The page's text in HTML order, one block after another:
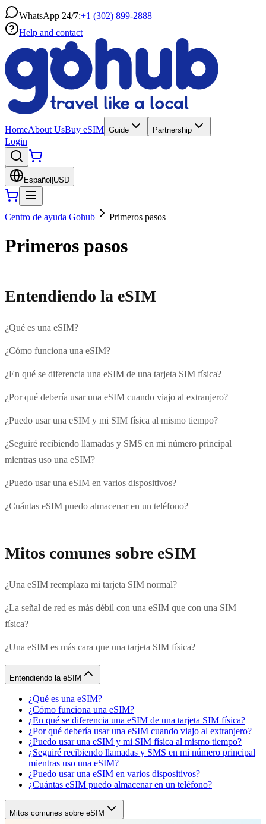
WhatsApp 24/7:+1 (302) 899-2888
Help and contact
HomeAbout UsBuy eSIM Guide Partnership
Login
Español USD
Centro de ayuda Gohub Primeros pasos
Primeros pasos
Entendiendo la eSIM
¿Qué es una eSIM?
¿Cómo funciona una eSIM?
¿En qué se diferencia una eSIM de una tarjeta SIM física?
¿Por qué debería usar una eSIM cuando viajo al extranjero?
¿Puedo usar una eSIM y mi SIM física al mismo tiempo?
¿Seguiré recibiendo llamadas y SMS en mi número principal
mientras uso una eSIM?
¿Puedo usar una eSIM en varios dispositivos?
¿Cuántas eSIM puedo almacenar en un teléfono?
Mitos comunes sobre eSIM
¿Una eSIM reemplaza mi tarjeta SIM normal?
¿La señal de red es más débil con una eSIM que con una SIM
física?
¿Una eSIM es más cara que una tarjeta SIM física?
Entendiendo la eSIM
¿Qué es una eSIM?
¿Cómo funciona una eSIM?
¿En qué se diferencia una eSIM de una tarjeta SIM física?
¿Por qué debería usar una eSIM cuando viajo al extranjero?
¿Puedo usar una eSIM y mi SIM física al mismo tiempo?
¿Seguiré recibiendo llamadas y SMS en mi número principal
mientras uso una eSIM?
¿Puedo usar una eSIM en varios dispositivos?
¿Cuántas eSIM puedo almacenar en un teléfono?
Mitos comunes sobre eSIM